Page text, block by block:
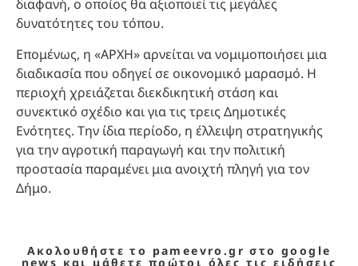
διαφανή, ο οποίος θα αξιοποιεί τις μεγάλες
δυνατότητες του τόπου.
Επομένως, η «ΑΡΧΗ» αρνείται να νομιμοποιήσει μια
διαδικασία που οδηγεί σε οικονομικό μαρασμό. Η
περιοχή χρειάζεται διεκδικητική στάση και
συνεκτικό σχέδιο και για τις τρεις Δημοτικές
Ενότητες. Την ίδια περίοδο, η έλλειψη στρατηγικής
για την αγροτική παραγωγή και την πολιτική
προστασία παραμένει μια ανοιχτή πληγή για τον
Δήμο.
Ακολουθήστε το pameevro.gr στο google
news και μάθετε πρώτοι όλες τις ειδήσεις